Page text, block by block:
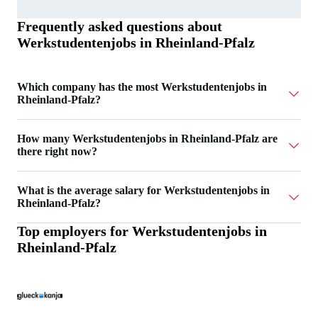
Frequently asked questions about
Werkstudentenjobs in Rheinland-Pfalz
Which company has the most Werkstudentenjobs in
Rheinland-Pfalz?
Pfalz.
How many Werkstudentenjobs in Rheinland-Pfalz are
there right now?
Pfalz.
What is the average salary for Werkstudentenjobs in
Rheinland-Pfalz?
The average salary for Werkstudentenjobs in Rheinland-
Pfalz is 20 €.
Top employers for Werkstudentenjobs in
Rheinland-Pfalz